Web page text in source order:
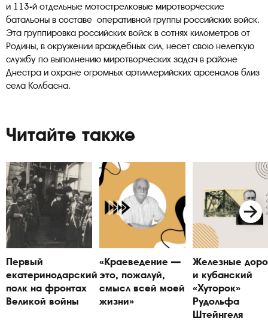
и 113-й отдельные мотострелковые миротворческие
батальоны в составе оперативной группы российских войск.
Эта группировка российских войск в сотнях километров от
Родины, в окружении враждебных сил, несет свою нелегкую
службу по выполнению миротворческих задач в районе
Днестра и охране огромных артиллерийских арсеналов близ
села Колбасна.
Читайте также
Первый
екатеринодарский
полк на фронтах
Великой войны
«Краеведение —
это, пожалуй,
смысл всей моей
жизни»
Железные
и кубанский
«Хуторок»
Рудольфа
Штейнгеля